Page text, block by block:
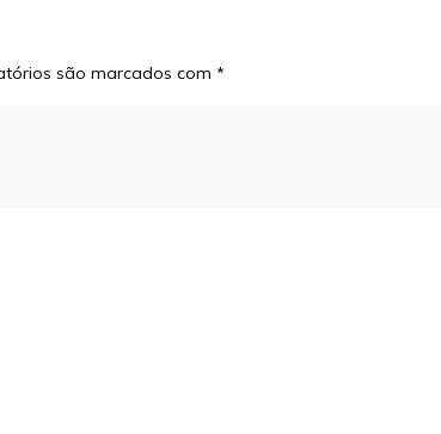
são marcados com *